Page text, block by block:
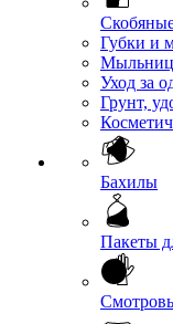
Губки и
Уход за
Грунт,
Бахилы
Пакеты